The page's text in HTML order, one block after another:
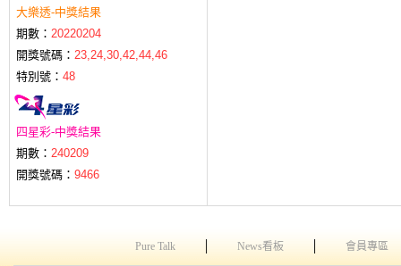
大樂透-中獎結果
期數： 20220204
開獎號碼： 23,24,30,42,44,46
特別號： 48
四星彩-中獎結果
期數： 240209
開獎號碼： 9466
Pure Talk News看板 會員專區